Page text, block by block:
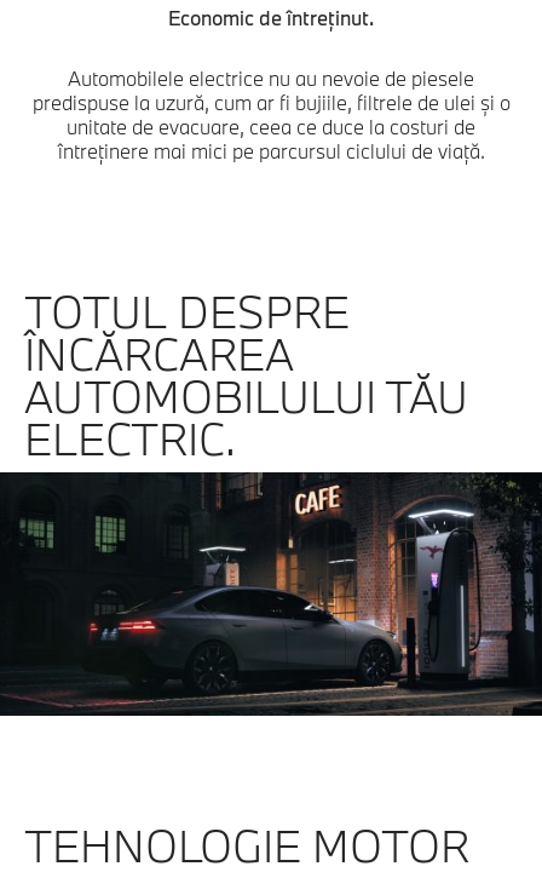
Economic de întreţinut.
Automobilele electrice nu au nevoie de piesele
predispuse la uzură, cum ar fi bujiile, filtrele de ulei şi o
unitate de evacuare, ceea ce duce la costuri de
întreţinere mai mici pe parcursul ciclului de viaţă.
TOTUL DESPRE
ÎNCĂRCAREA
AUTOMOBILULUI TĂU
ELECTRIC.
TEHNOLOGIE MOTOR